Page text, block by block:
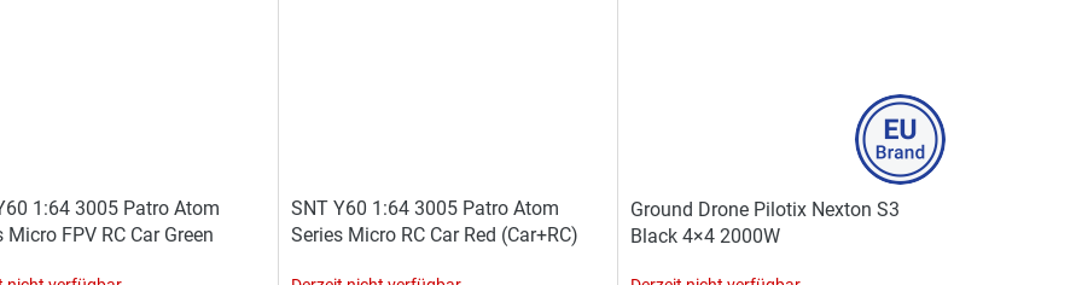
1:64 3005 Patro Atom
Micro FPV RC Car Green
SNT Y60 1:64 3005 Patro Atom
Series Micro RC Car Red (Car+RC)
Ground Drone Pilotix Nexton S3
Black 4×4 2000W